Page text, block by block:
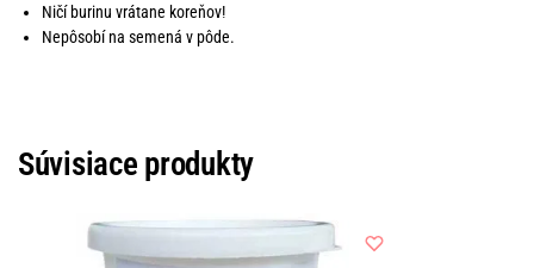
Ničí burinu vrátane koreňov!
Nepôsobí na semená v pôde.
Súvisiace produkty